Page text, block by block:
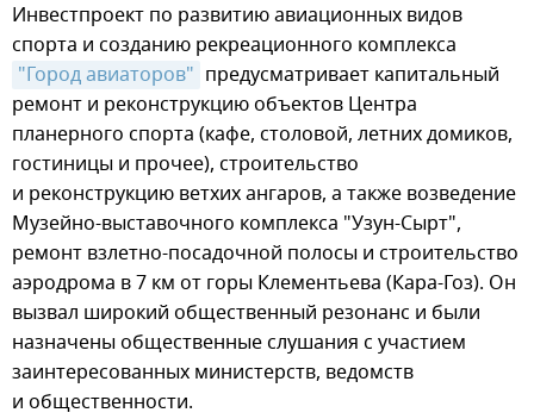
Инвестпроект по развитию авиационных видов
спорта и созданию рекреационного комплекса
"Город авиаторов" предусматривает капитальный
ремонт и реконструкцию объектов Центра
планерного спорта (кафе, столовой, летних домиков,
гостиницы и прочее), строительство
и реконструкцию ветхих ангаров, а также возведение
Музейно-выставочного комплекса "Узун-Сырт",
ремонт взлетно-посадочной полосы и строительство
аэродрома в 7 км от горы Клементьева (Кара-Гоз). Он
вызвал широкий общественный резонанс и были
назначены общественные слушания с участием
заинтересованных министерств, ведомств
и общественности.